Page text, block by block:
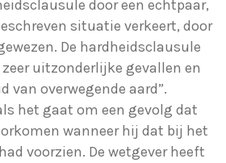
door een echtpaar,
situatie verkeert, door
De hardheidsclausule
uitzonderlijke gevallen en
van overwegende aard”.
het gaat om een gevolg dat
wanneer hij dat bij het
voorzien. De wetgever heeft